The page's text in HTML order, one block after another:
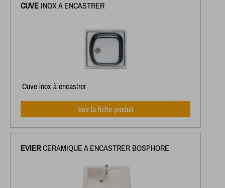
CUVE INOX A ENCASTRER
Cuve inox à encastrer
Voir la fiche produit
EVIERCERAMIQUE A ENCASTRER BOSPHORE